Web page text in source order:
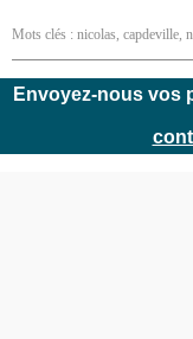
Mots clés : nicolas, capdeville,
Envoyez-nous vos